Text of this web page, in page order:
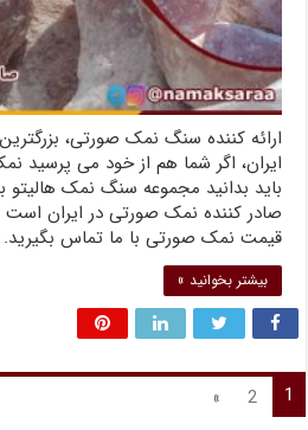
ارائه کننده سنگ نمک صورتی،
ایران، اگر شما هم از خود می پرسید
باید بدانید مجموعه سنگ نمک هالیتو
صادر کننده نمک صورتی در ایران است
قیمت نمک صورتی با ما تماس
بیشتر بخوانید »
1
2
»